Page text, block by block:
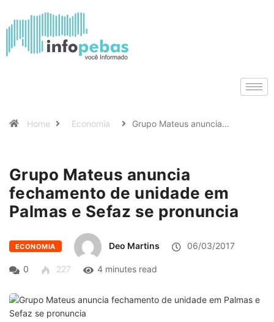
Home Economia Grupo Mateus anuncia…
Grupo Mateus anuncia
fechamento de unidade em
Palmas e Sefaz se pronuncia
ECONOMIA Deo Martins 06/03/2017
0 227 4 minutes read